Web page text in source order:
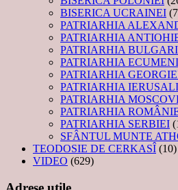
BISERICA UCRAINEI
PATRIARHIA
PATRIARHIA
PATRIARHIA
PATRIARHIA
PATRIARHIA
PATRIARHIA
PATRIARHIA
PATRIARHIA
PATRIARHIA SERBIEI
SFÂNTUL MUNTE
TEODOSIE DE CERKASÎ (10)
VIDEO (629)